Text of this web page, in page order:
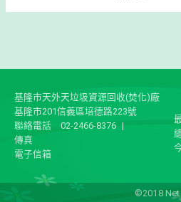
基隆市天外天垃圾資源回收(焚化)廠
基隆市201信義區培德路223號
聯絡電話
02-2466-8376 |
傳真
電子信箱
©2018